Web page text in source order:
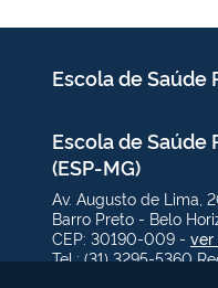
Escola de Saúde
Escola de Saúde
(ESP-MG)
Av. Augusto de Lima,
Barro Preto - Belo
CEP: 30190-009 - ver
Tel.: (31) 3295-5360